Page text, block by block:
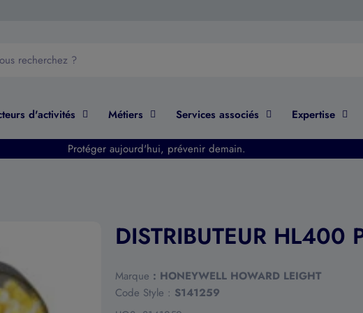
d'activités Métiers Services associés Expertise
Protéger aujourd'hui, prévenir demain.
DISTRIBUTEUR HL400
Marque : HONEYWELL HOWARD LEIGHT
Code Style : S141259